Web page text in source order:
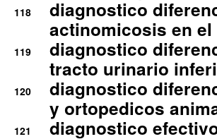
118
diagnostico
actinomicosis en
119
diagnostico
tracto urinario
120
diagnostico
y ortopedicos
121
diagnostico